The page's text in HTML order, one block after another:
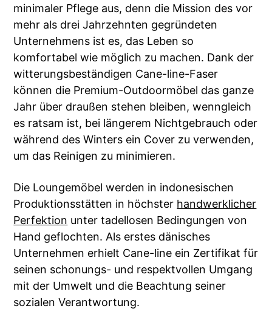
minimaler Pflege aus, denn die Mission des vor
mehr als drei Jahrzehnten gegründeten
Unternehmens ist es, das Leben so
komfortabel wie möglich zu machen. Dank der
witterungsbeständigen Cane-line-Faser
können die Premium-Outdoormöbel das ganze
Jahr über draußen stehen bleiben, wenngleich
es ratsam ist, bei längerem Nichtgebrauch oder
während des Winters ein Cover zu verwenden,
um das Reinigen zu minimieren.
Die Loungemöbel werden in indonesischen
Produktionsstätten in höchster handwerklicher
Perfektion unter tadellosen Bedingungen von
Hand geflochten. Als erstes dänisches
Unternehmen erhielt Cane-line ein Zertifikat für
seinen schonungs- und respektvollen Umgang
mit der Umwelt und die Beachtung seiner
sozialen Verantwortung.